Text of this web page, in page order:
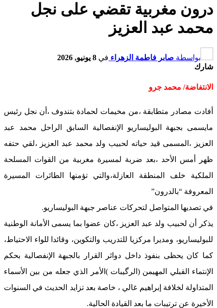
درون مغربية تقضي على نجل
محمد عبد العزيز
بواسطة صابر فاطمة الزهراء في 8 يونيو, 2026
شارك
الانتفاضة/ محمد جرو
أفادت مصادر متطابقة ،من مخيمات لحمادة بتندوف ،أن نجل رئيس
مايسمى بجبهة البوليساريو الإنفصالية السابق الراحل محمد عبد
العزيز ،المسمى قيد حياته لحبيب ولد محمد عبد العزيز ،لقي حتفه
ظهر أمس الأحد ،بعد ضربة لمسيرة مغربية من القوات المسلحة
الملكية خلف المنطقة العازلة،والتي تؤمنها الطائرات المسيرة
المعروفة “بالدرون”
في تصديها المتواصل لتحركات عناصر جبهة البوليساريو.
يذكر أن لحبيب ولد عبد العزيز ،كان عضوا بما يسمى الأمانة الوطنية
للبوليساريو، ومديرا مركزيا للتدريب والتكوين، وقائدا للواء الاحتياط،
كما كان يحظى بنفوذ داخل دوائر القرار بالجبهة الإنفصالية بحكم
الإنتماء القبلي المهيمن (الرگيبات )الأمر الذي جعله من بين الأسماء
المتداولة لخلافة إبراهيم غالي ، خاصة بعد تزايد الحديث في السنوات
الأخيرة عن ترتيبات ما بعد القيادة الحالية.